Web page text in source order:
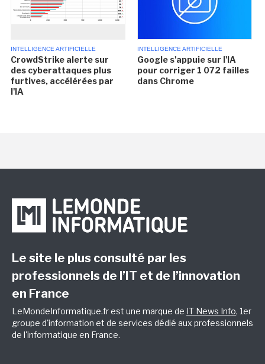
INTELLIGENCE ARTIFICIELLE
CrowdStrike alerte sur
des cyberattaques plus
furtives, accélérées par
l'IA
INTELLIGENCE ARTIFICIELLE
Google s'appuie sur l'IA
pour corriger 1 072 failles
dans Chrome
Le site le plus consulté par les
professionnels de l’IT et de l’innovation
en France
LeMondeInformatique.fr est une marque de IT News Info, 1er
groupe d'information et de services dédié aux professionnels
de l'informatique en France.